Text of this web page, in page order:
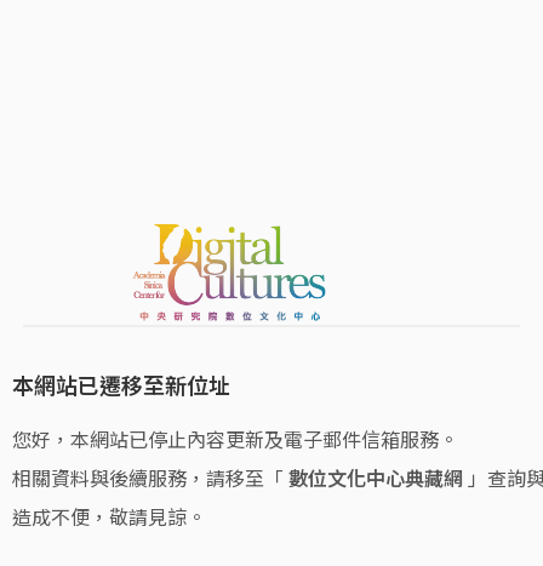
本網站已遷移至新位址
您好，本網站已停止內容更新及電子郵件信箱服務。
相關資料與後續服務，請移至「 數位文化中心典藏網 」查詢
造成不便，敬請見諒。